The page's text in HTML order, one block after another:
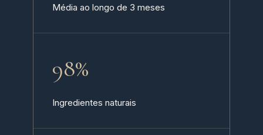
Média ao longo de 3 meses
98%
Ingredientes naturais